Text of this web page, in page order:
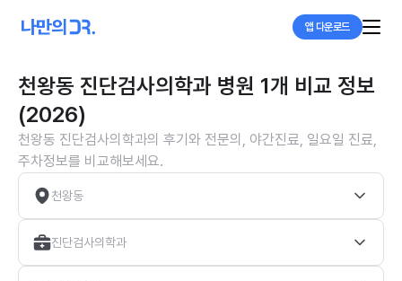
앱 다운로드
천왕동 진단검사의학과 병원 1개 비교 정보
(2026)
천왕동 진단검사의학과의 후기와 전문의, 야간진료, 일요일 진료,
주차정보를 비교해보세요.
천왕동
진단검사의학과